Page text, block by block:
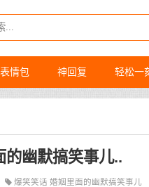
表情包 神回复 轻松一
的幽默搞笑事儿..
爆笑笑话婚姻里面的幽默搞笑事儿